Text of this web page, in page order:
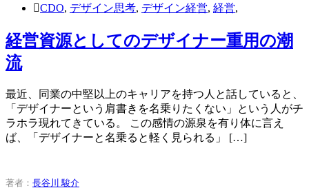
CDO, デザイン思考, デザイン経営, 経営,
経営資源としてのデザイナー重用の潮
流
最近、同業の中堅以上のキャリアを持つ人と話していると、
「デザイナーという肩書きを名乗りたくない」という人がチ
ラホラ現れてきている。 この感情の源泉を有り体に言え
ば、「デザイナーと名乗ると軽く見られる」 […]
著者： 長谷川 駿介